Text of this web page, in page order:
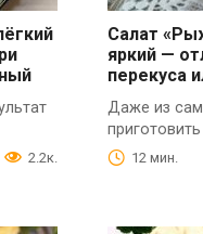
2.2к.
Салат
яркий —
перекуса
Даже из
12 мин.